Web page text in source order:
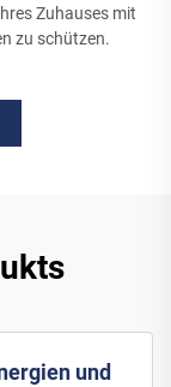
Zuhauses mit
zu schützen.
und